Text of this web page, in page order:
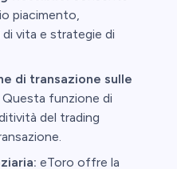
piacimento,
vita e strategie di
di transazione sulle
Questa funzione di
del trading
eToro offre la